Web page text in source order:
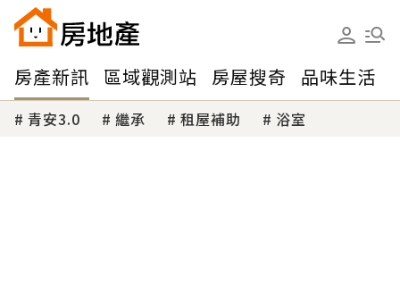
房產新訊 區域觀測站 房屋搜奇 品味生活
青安3.0 繼承 租屋補助 浴室